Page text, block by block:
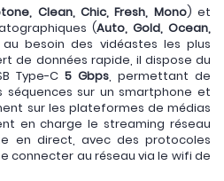
Clean, Chic, Fresh, Mono) et
(Auto, Gold, Ocean,
besoin des vidéastes les plus
de données rapide, il dispose du
Type-C 5 Gbps, permettant de
sur un smartphone et
sur les plateformes de médias
en charge le streaming réseau
en direct, avec des protocoles
connecter au réseau via le wifi de